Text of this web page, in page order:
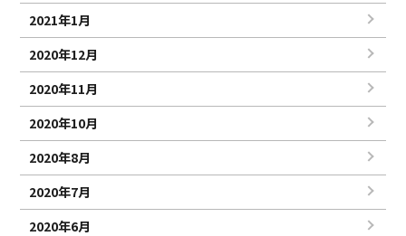
2021年1月
2020年12月
2020年11月
2020年10月
2020年8月
2020年7月
2020年6月